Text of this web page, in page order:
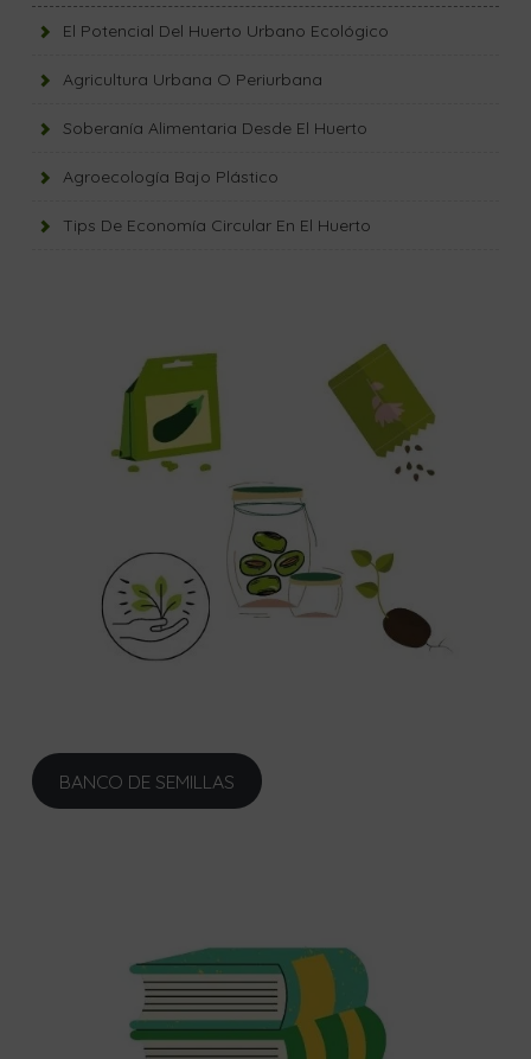
El Potencial Del Huerto Urbano Ecológico
Agricultura Urbana O Periurbana
Soberanía Alimentaria Desde El Huerto
Agroecología Bajo Plástico
Tips De Economía Circular En El Huerto
BANCO DE SEMILLAS